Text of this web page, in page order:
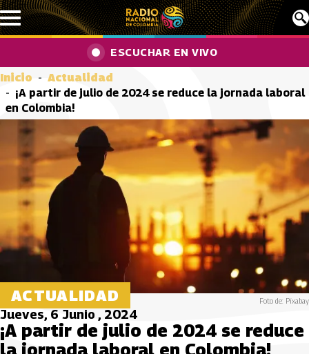
Pasar al contenido principal
ESCUCHAR EN VIVO
Inicio
Actualidad
¡A partir de julio de 2024 se reduce la jornada laboral
en Colombia!
ACTUALIDAD Foto de: Pixabay
Jueves, 6 Junio , 2024
¡A partir de julio de 2024 se reduce
la jornada laboral en Colombia!